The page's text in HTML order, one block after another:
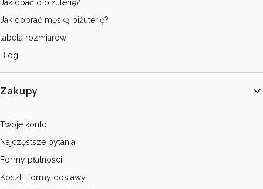
Jak dbać o biżuterię?
Jak dobrać męską biżuterię?
tabela rozmiarów
Blog
Zakupy
Twoje konto
Najczęstsze pytania
Formy płatności
Koszt i formy dostawy